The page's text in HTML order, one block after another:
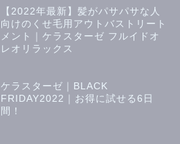
【2022年最新】髪がパサパサな人
向けのくせ毛用アウトバストリート
メント｜ケラスターゼ フルイドオ
レオリラックス
ケラスターゼ｜BLACK
FRIDAY2022｜お得に試せる6日
間！
美容師
スタイリング剤